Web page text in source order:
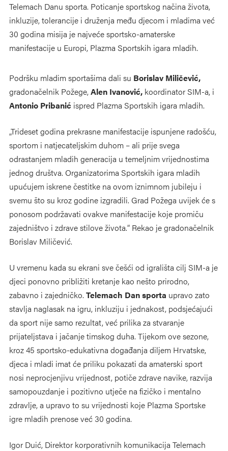
Telemach Danu sporta. Poticanje sportskog načina života,
inkluzije, tolerancije i druženja među djecom i mladima već
30 godina misija je najveće sportsko-amaterske
manifestacije u Europi, Plazma Sportskih igara mladih.
Podršku mladim sportašima dali su Borislav Miličević,
gradonačelnik Požege,Alen Ivanović, koordinator SIM-a, i
Antonio Pribanić ispred Plazma Sportskih igara mladih.
„Trideset godina prekrasne manifestacije ispunjene radošću,
sportom i natjecateljskim duhom – ali prije svega
odrastanjem mladih generacija u temeljnim vrijednostima
jednog društva. Organizatorima Sportskih igara mladih
upućujem iskrene čestitke na ovom iznimnom jubileju i
svemu što su kroz godine izgradili. Grad Požega uvijek će s
ponosom podržavati ovakve manifestacije koje promiču
zajedništvo i zdrave stilove života.“ Rekao je gradonačelnik
Borislav Miličević.
U vremenu kada su ekrani sve češći od igrališta cilj SIM-a je
djeci ponovno približiti kretanje kao nešto prirodno,
zabavno i zajedničko. Telemach Dan sporta upravo zato
stavlja naglasak na igru, inkluziju i jednakost, podsjećajući
da sport nije samo rezultat, već prilika za stvaranje
prijateljstava i jačanje timskog duha. Tijekom ove sezone,
kroz 45 sportsko-edukativna događanja diljem Hrvatske,
djeca i mladi imat će priliku pokazati da amaterski sport
nosi neprocjenjivu vrijednost, potiče zdrave navike, razvija
samopouzdanje i pozitivno utječe na fizičko i mentalno
zdravlje, a upravo to su vrijednosti koje Plazma Sportske
igre mladih prenose već 30 godina.
Igor Duić, Direktor korporativnih komunikacija Telemach